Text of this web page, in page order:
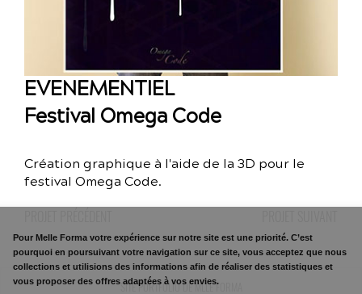
EVENEMENTIEL
Festival Omega Code
Création graphique à l'aide de la 3D pour le
festival Omega Code.
SITE PORTFOLIO DE MLLE FORMA
Pour Melle Forma votre expérience sur notre site est une priorité. C’est
pourquoi en poursuivant votre navigation sur ce site, vous acceptez que nous
collections et utilisions des informations afin de réaliser des statistiques et
vous proposer des offres adaptées à vos envies.